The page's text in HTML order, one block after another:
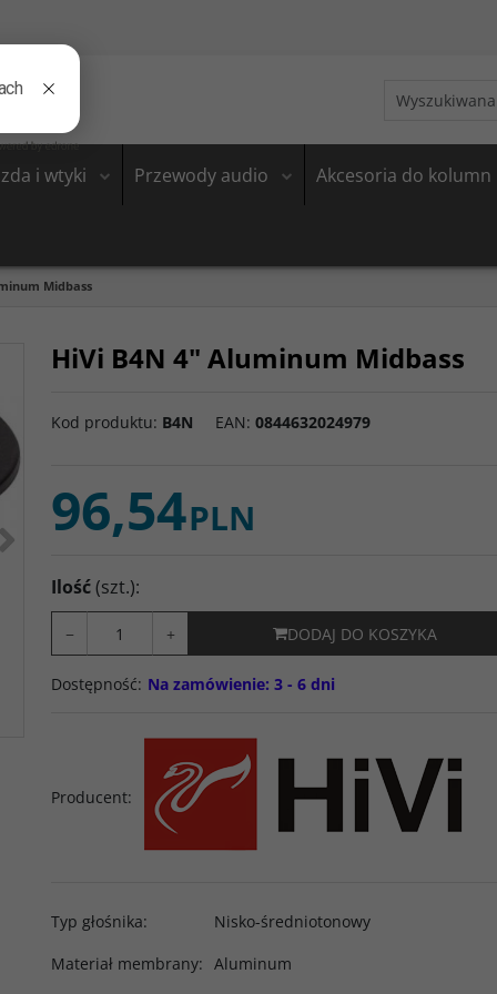
i wtyki Przewody audio Akcesoria do kolumn
Midbass
HiVi B4N 4" Aluminum Midbass
Kod produktu: B4N EAN: 0844632024979
96,54PLN
Ilość(szt.):
− + DODAJ DO KOSZYKA
Dostępność: Na zamówienie: 3 - 6 dni
Producent:
Typ głośnika:
Nisko-średniotonowy
Materiał membrany: Aluminum